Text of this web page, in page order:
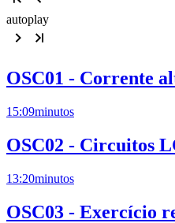
autoplay
OSC01 - Corrente
15:09minutos
OSC02 - Circuitos
13:20minutos
OSC03 - Exercício